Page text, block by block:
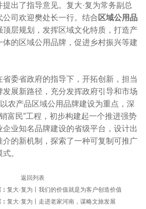
出了指导意见。复大·复为常务副总
司欢迎樊处长一行。结合 区域公用品
顶层规划，发挥区域文化特质，打造产
的区域公用品牌，促进乡村振兴等建
委省政府的指导下，开拓创新，担当
展新路径，充分发挥政府引导和市场
农产品区域公用品牌建设为重点，深
富民”工程，初步构建起一个推进强势
企业知名品牌建设的省级平台，设计出
介的新机制，探索了一种可复制可推广
。
返回列表
复大·复为丨我们的价值就是为客户创造价值
复大·复为丨走进老家河南，谋略文旅发展